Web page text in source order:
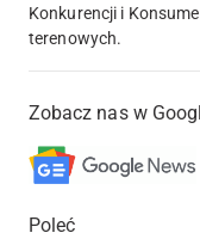
Konkurencji i
terenowych.
Zobacz nas w
Poleć